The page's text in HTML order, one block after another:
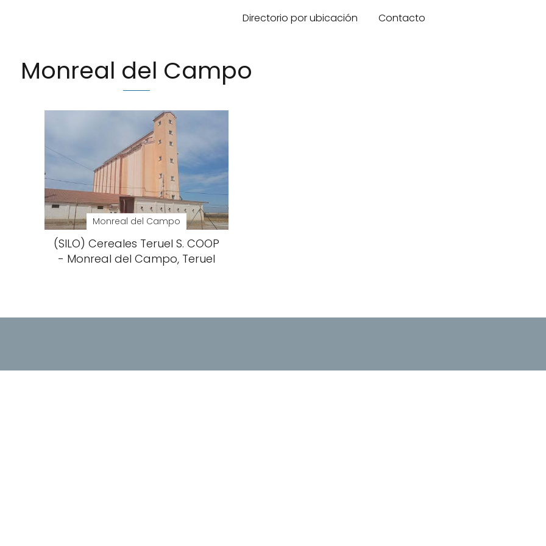
Directorio por ubicación Contacto
Monreal del Campo
Monreal del Campo
(SILO) Cereales Teruel S. COOP
- Monreal del Campo, Teruel